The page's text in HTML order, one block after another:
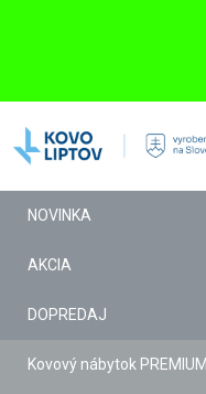
NOVINKA
AKCIA
DOPREDAJ
Kovový nábytok